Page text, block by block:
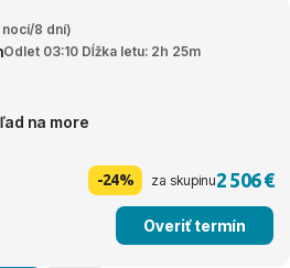
nocí/8 dní)
Odlet 03:10 Dĺžka letu: 2h 25m
na more
-24% za skupinu2 506 €
Overiť termín